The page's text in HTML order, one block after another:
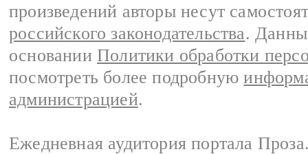
произведений авторы несут
российского законодательства.
основании Политики обработки
посмотреть более подробную
администрацией.
Ежедневная аудитория портала